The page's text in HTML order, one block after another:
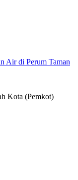
Air di Perum Taman
Kota (Pemkot)